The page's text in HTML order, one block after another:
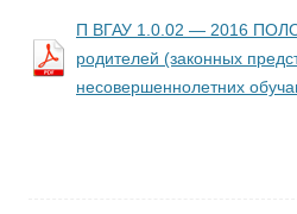
П ВГАУ 1.0.02 — 2016
родителей (законных
несовершеннолетних